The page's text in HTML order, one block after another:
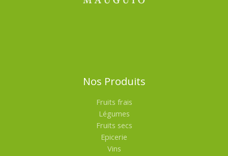
Nos Produits
Fruits frais
Légumes
Fruits secs
Epicerie
Vins